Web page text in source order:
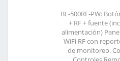
BL-500RF-PW:
+ RF + fuente
alimentación)
WiFi RF con
de monitoreo.